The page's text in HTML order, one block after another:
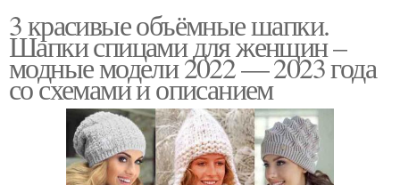
3 красивые объёмные шапки.
Шапки спицами для женщин –
модные модели 2022 — 2023 года
со схемами и описанием